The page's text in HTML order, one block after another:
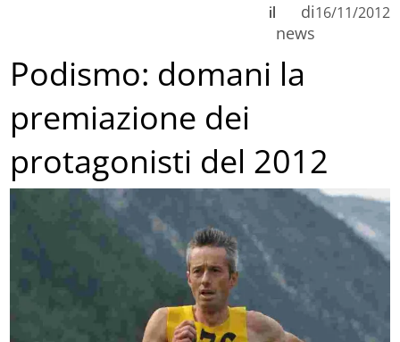
di
news
il 16/11/2012
Podismo: domani la
premiazione dei
protagonisti del 2012